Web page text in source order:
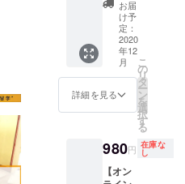
いまで
延長い
たしま
を掲
げ、当
日の現
場の様
子を
Thank
you
movie
として1
一つ贈
らさせ
ていた
加えた
一般的
コミュ
ニティ
隔離) に
あり、
学校再
会の目
処が
おりま
せん。
来年を
スタッ
フの暮
らす
ドゥマ
ゲテ
も、今
を生き
るのに
必死な
多い状
況で
す。 こ
分をプ
レゼン
ト】 国
内留学
を開催
する鳥
取県
に、0円
学習塾
場所を
作りま
す。そ
お届
け予
定：
2020
年12
月
詳細を見る
こ
の
リ
タ
ー
ン
を
選
択
す
る
980円 在庫な
し
【オン